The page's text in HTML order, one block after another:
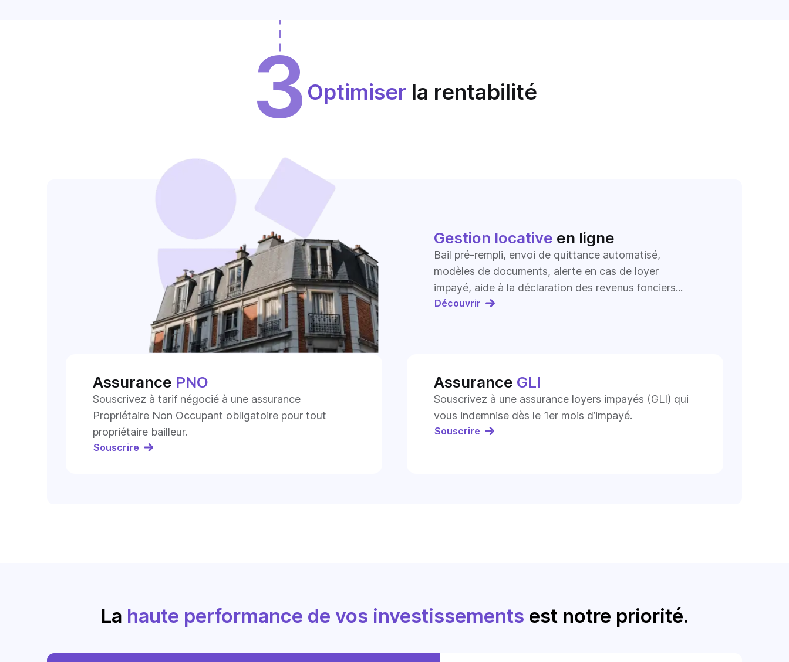
3 Optimiser la rentabilité
Gestion locative en ligne
Bail pré-rempli, envoi de quittance automatisé,
modèles de documents, alerte en cas de loyer
impayé, aide à la déclaration des revenus fonciers...
Découvrir
Assurance PNO
Souscrivez à tarif négocié à une assurance
Propriétaire Non Occupant obligatoire pour tout
propriétaire bailleur.
Souscrire
Assurance GLI
Souscrivez à une assurance loyers impayés (GLI) qui
vous indemnise dès le 1er mois d’impayé.
Souscrire
La haute performance de vos investissements est notre priorité.